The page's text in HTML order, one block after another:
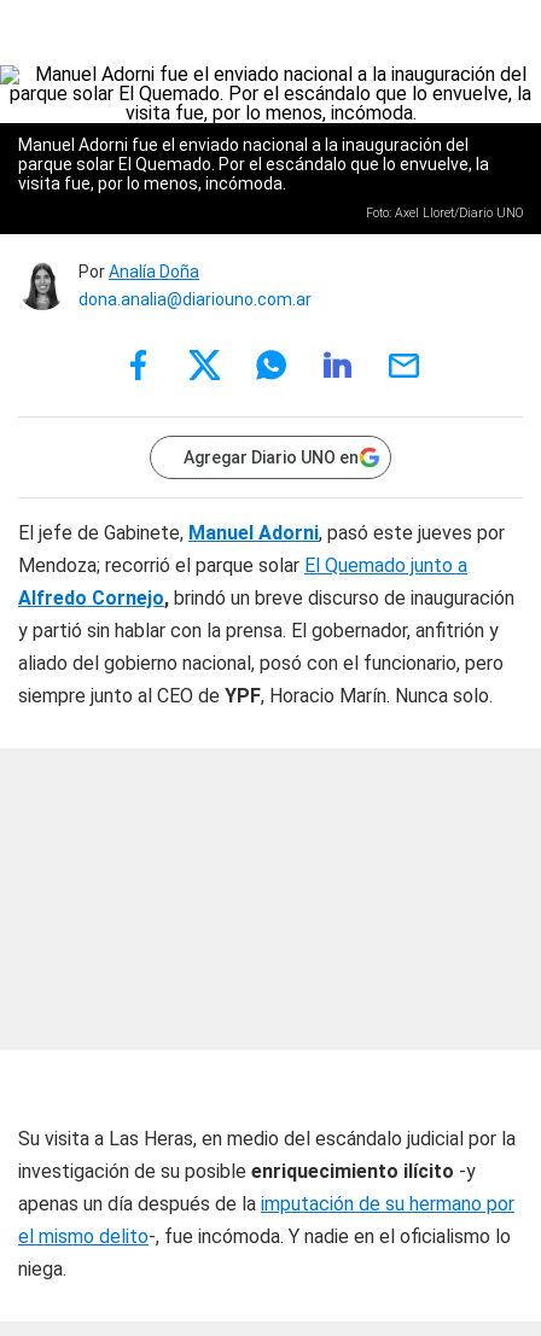
Manuel Adorni fue el enviado nacional a la inauguración del
parque solar El Quemado. Por el escándalo que lo envuelve, la
visita fue, por lo menos, incómoda.
Foto: Axel Lloret/Diario UNO
PorAnalía Doña
dona.analia@diariouno.com.ar
Agregar Diario UNO en
El jefe de Gabinete, Manuel Adorni, pasó este jueves por
Mendoza; recorrió el parque solar El Quemado junto a
Alfredo Cornejo, brindó un breve discurso de inauguración
y partió sin hablar con la prensa. El gobernador, anfitrión y
aliado del gobierno nacional, posó con el funcionario, pero
siempre junto al CEO de YPF, Horacio Marín. Nunca solo.
Su visita a Las Heras, en medio del escándalo judicial por la
investigación de su posible enriquecimiento ilícito -y
apenas un día después de la imputación de su hermano por
el mismo delito-, fue incómoda. Y nadie en el oficialismo lo
niega.